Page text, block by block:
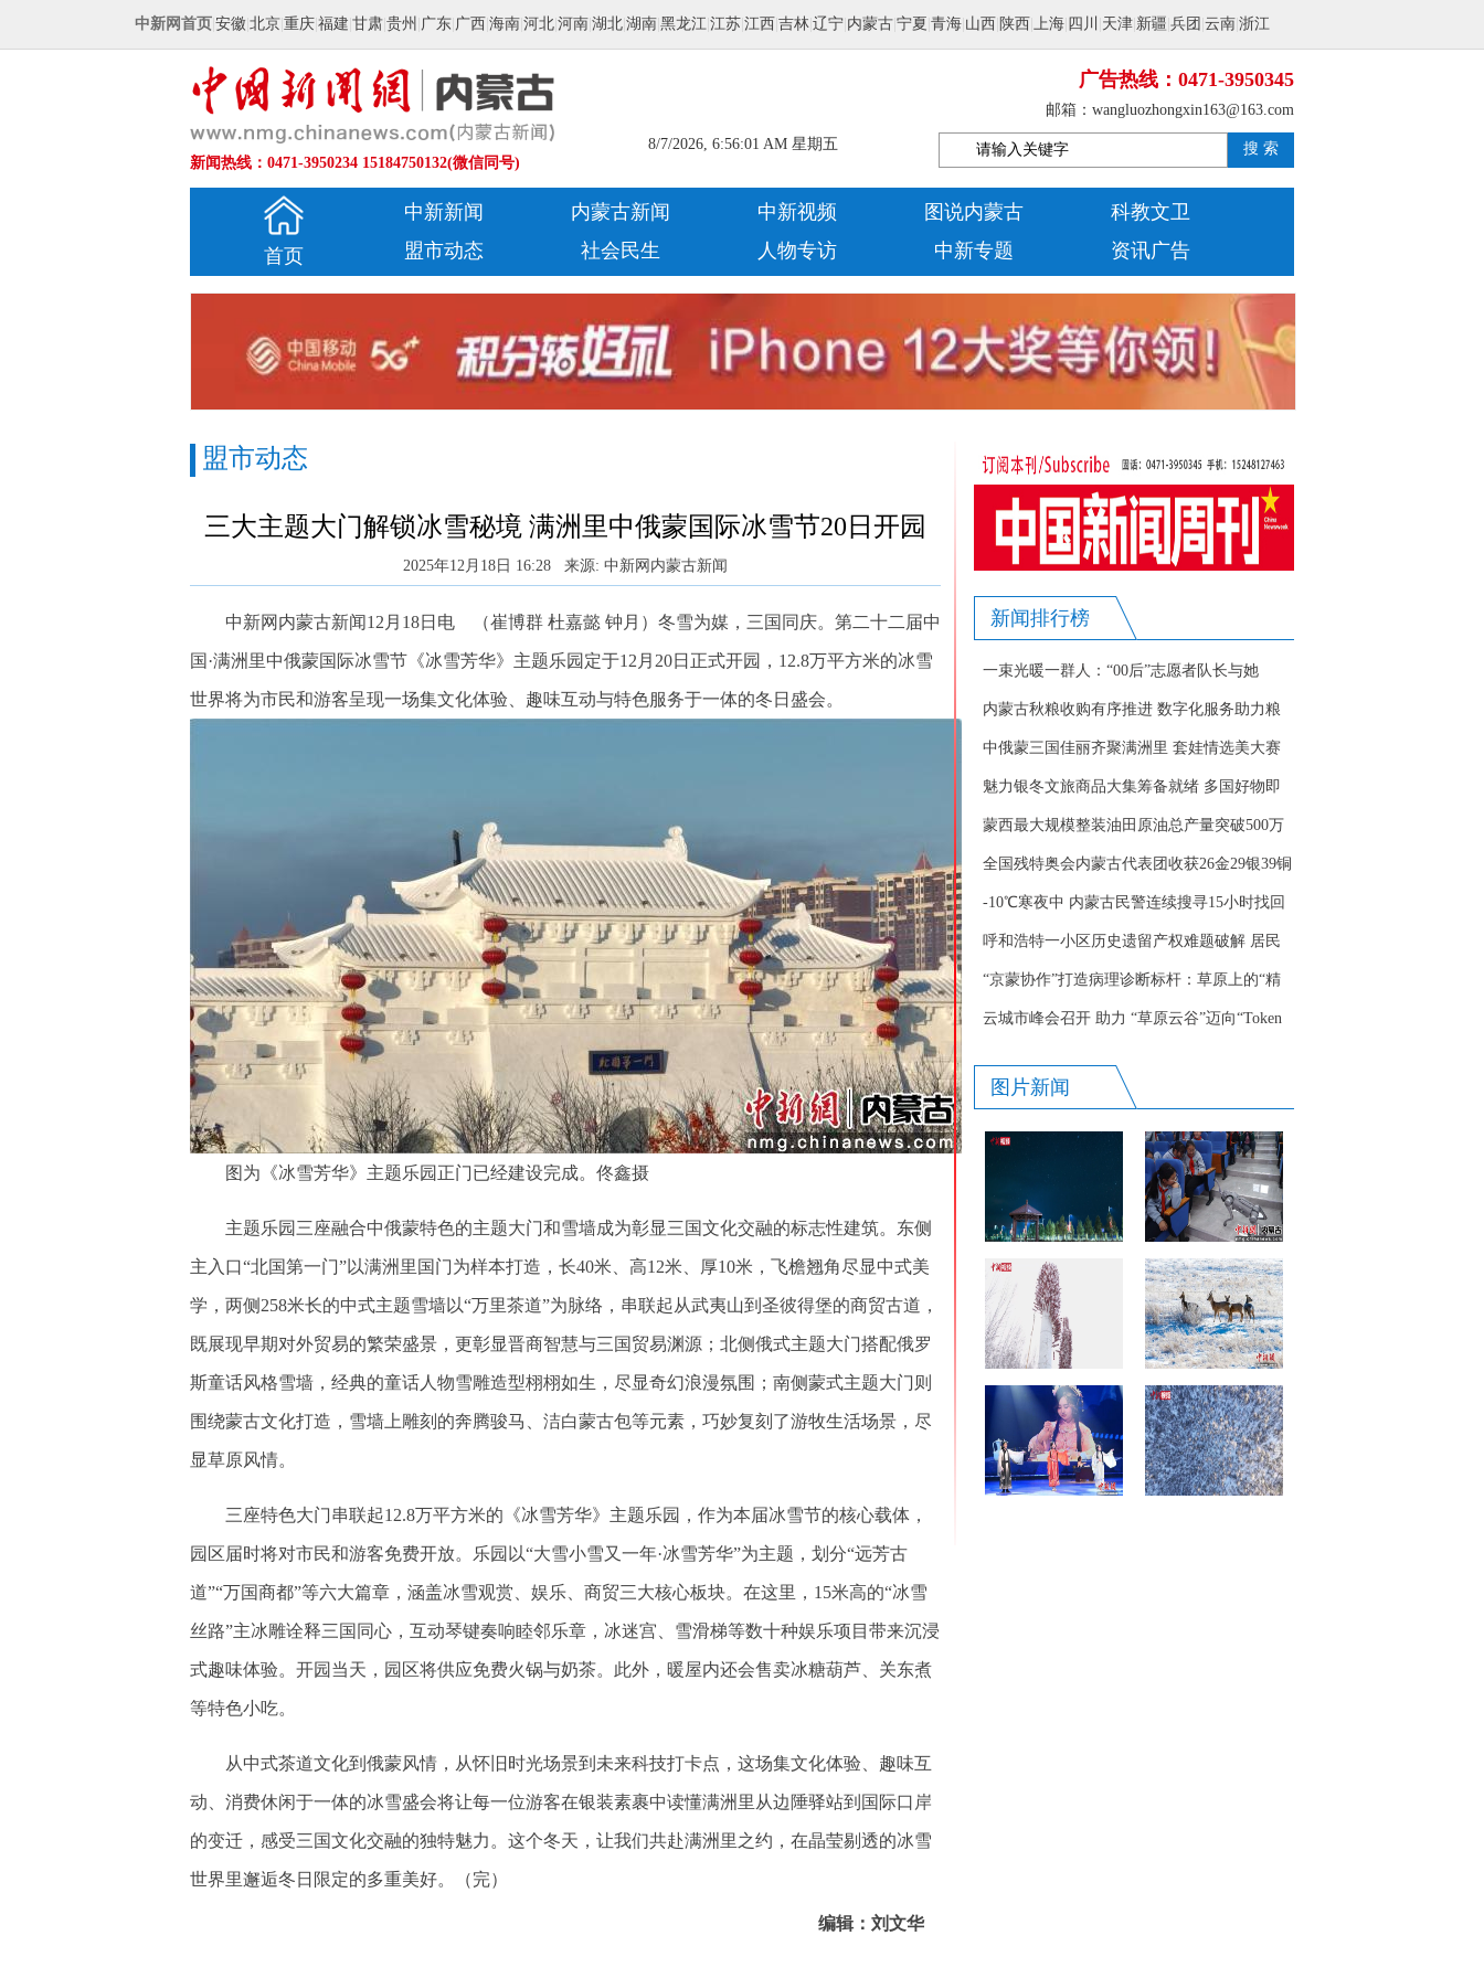
中新网首页 安徽 北京 重庆 福建 甘肃 贵州 广东 广西 海南 河北 河南 湖北 湖南 黑龙江 江苏 江西 吉林 辽宁 内蒙古 宁夏 青海 山西 陕西 上海 四川 天津 新疆 兵团 云南 浙江
新闻热线：0471-3950234 15184750132(微信同号)
8/7/2026, 6:56:02 AM 星期五
广告热线：0471-3950345
邮箱：wangluozhongxin163@163.com
搜 索
首页
中新新闻 内蒙古新闻 中新视频 图说内蒙古
科教文卫
盟市动态
社会民生 人物专访 中新专题 资讯广告
盟市动态
三大主题大门解锁冰雪秘境 满洲里中俄蒙国际冰雪节20日开园
2025年12月18日 16:28 来源: 中新网内蒙古新闻
中新网内蒙古新闻12月18日电 （崔博群 杜嘉懿 钟月）冬雪为媒，三国同庆。第二十二届中
国·满洲里中俄蒙国际冰雪节《冰雪芳华》主题乐园定于12月20日正式开园，12.8万平方米的冰雪
世界将为市民和游客呈现一场集文化体验、趣味互动与特色服务于一体的冬日盛会。
图为《冰雪芳华》主题乐园正门已经建设完成。佟鑫摄
主题乐园三座融合中俄蒙特色的主题大门和雪墙成为彰显三国文化交融的标志性建筑。东侧
主入口“北国第一门”以满洲里国门为样本打造，长40米、高12米、厚10米，飞檐翘角尽显中式美
学，两侧258米长的中式主题雪墙以“万里茶道”为脉络，串联起从武夷山到圣彼得堡的商贸古道，
既展现早期对外贸易的繁荣盛景，更彰显晋商智慧与三国贸易渊源；北侧俄式主题大门搭配俄罗
斯童话风格雪墙，经典的童话人物雪雕造型栩栩如生，尽显奇幻浪漫氛围；南侧蒙式主题大门则
围绕蒙古文化打造，雪墙上雕刻的奔腾骏马、洁白蒙古包等元素，巧妙复刻了游牧生活场景，尽
显草原风情。
三座特色大门串联起12.8万平方米的《冰雪芳华》主题乐园，作为本届冰雪节的核心载体，
园区届时将对市民和游客免费开放。乐园以“大雪小雪又一年·冰雪芳华”为主题，划分“远芳古
道”“万国商都”等六大篇章，涵盖冰雪观赏、娱乐、商贸三大核心板块。在这里，15米高的“冰雪
丝路”主冰雕诠释三国同心，互动琴键奏响睦邻乐章，冰迷宫、雪滑梯等数十种娱乐项目带来沉浸
式趣味体验。开园当天，园区将供应免费火锅与奶茶。此外，暖屋内还会售卖冰糖葫芦、关东煮
等特色小吃。
从中式茶道文化到俄蒙风情，从怀旧时光场景到未来科技打卡点，这场集文化体验、趣味互
动、消费休闲于一体的冰雪盛会将让每一位游客在银装素裹中读懂满洲里从边陲驿站到国际口岸
的变迁，感受三国文化交融的独特魅力。这个冬天，让我们共赴满洲里之约，在晶莹剔透的冰雪
世界里邂逅冬日限定的多重美好。（完）
编辑：刘文华
新闻排行榜
一束光暖一群人：“00后”志愿者队长与她
的“星声”
内蒙古秋粮收购有序推进 数字化服务助力粮
农安心售粮
中俄蒙三国佳丽齐聚满洲里 套娃情选美大赛
备战氛围渐浓
魅力银冬文旅商品大集筹备就绪 多国好物即
将亮相
蒙西最大规模整装油田原油总产量突破500万
吨
全国残特奥会内蒙古代表团收获26金29银39铜
-10℃寒夜中 内蒙古民警连续搜寻15小时找回
走失老人
呼和浩特一小区历史遗留产权难题破解 居民
终领“红本”
“京蒙协作”打造病理诊断标杆：草原上的“精
准密码”
云城市峰会召开 助力 “草原云谷”迈向“Token
图片新闻